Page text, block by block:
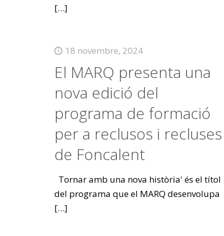
[…]
18 novembre, 2024
El MARQ presenta una
nova edició del
programa de formació
per a reclusos i recluses
de Foncalent
Tornar amb una nova història' és el títol
del programa que el MARQ desenvolupa
[…]